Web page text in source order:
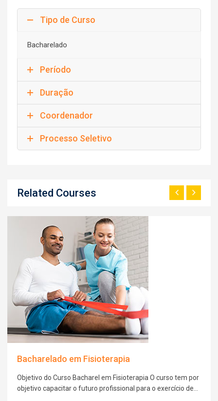
Tipo de Curso
Bacharelado
Período
Duração
Coordenador
Processo Seletivo
Related Courses
Bacharelado em Fisioterapia
Objetivo do Curso Bacharel em Fisioterapia O curso tem por
objetivo capacitar o futuro profissional para o exercício de